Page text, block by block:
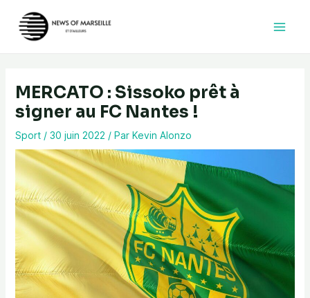
contenu
MERCATO : Sissoko prêt à
signer au FC Nantes !
Sport/ 30 juin 2022 / Par Kevin Alonzo